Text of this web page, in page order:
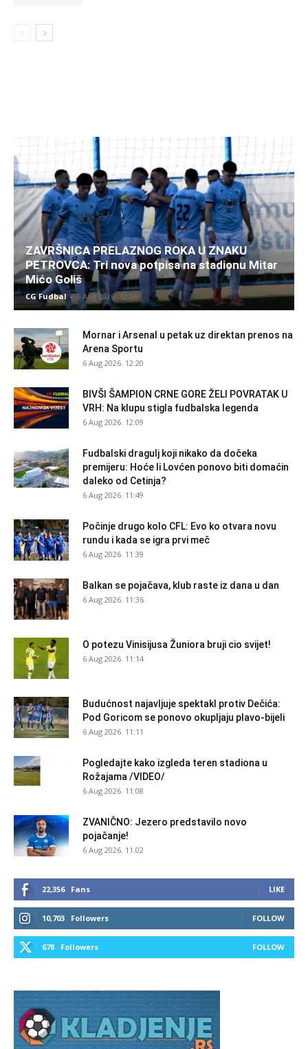
ZAVRŠNICA PRELAZNOG ROKA U ZNAKU
PETROVCA: Tri nova potpisa na stadionu Mitar
Mićo Goliš
CG Fudbal - 6 Aug 2026. 12:26
Mornar i Arsenal u petak uz direktan prenos na
Arena Sportu
6 Aug 2026. 12:20
BIVŠI ŠAMPION CRNE GORE ŽELI POVRATAK U
VRH: Na klupu stigla fudbalska legenda
6 Aug 2026. 12:09
Fudbalski dragulj koji nikako da dočeka
premijeru: Hoće li Lovćen ponovo biti domaćin
daleko od Cetinja?
6 Aug 2026. 11:49
Počinje drugo kolo CFL: Evo ko otvara novu
rundu i kada se igra prvi meč
6 Aug 2026. 11:39
Balkan se pojačava, klub raste iz dana u dan
6 Aug 2026. 11:36
O potezu Vinisijusa Žuniora bruji cio svijet!
6 Aug 2026. 11:14
Budućnost najavljuje spektakl protiv Dečića:
Pod Goricom se ponovo okupljaju plavo-bijeli
6 Aug 2026. 11:11
Pogledajte kako izgleda teren stadiona u
Rožajama /VIDEO/
6 Aug 2026. 11:08
ZVANIČNO: Jezero predstavilo novo
pojačanje!
6 Aug 2026. 11:02
22,356 Fans LIKE
10,703 Followers FOLLOW
678 Followers FOLLOW